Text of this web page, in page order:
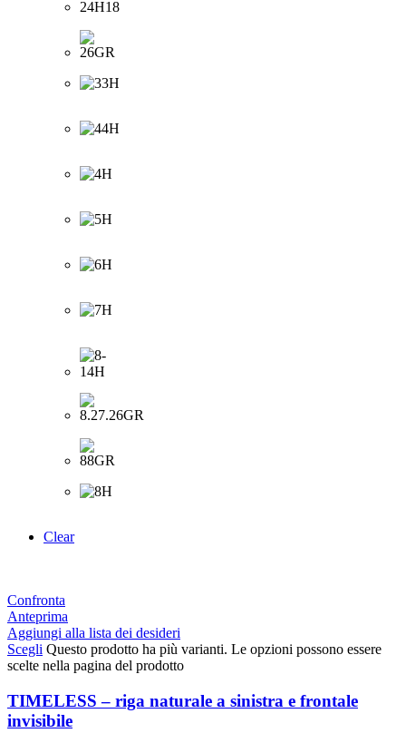
Clear
Confronta
Anteprima
Aggiungi alla lista dei desideri
Scegli Questo prodotto ha più varianti. Le opzioni possono essere
scelte nella pagina del prodotto
TIMELESS – riga naturale a sinistra e frontale
invisibile